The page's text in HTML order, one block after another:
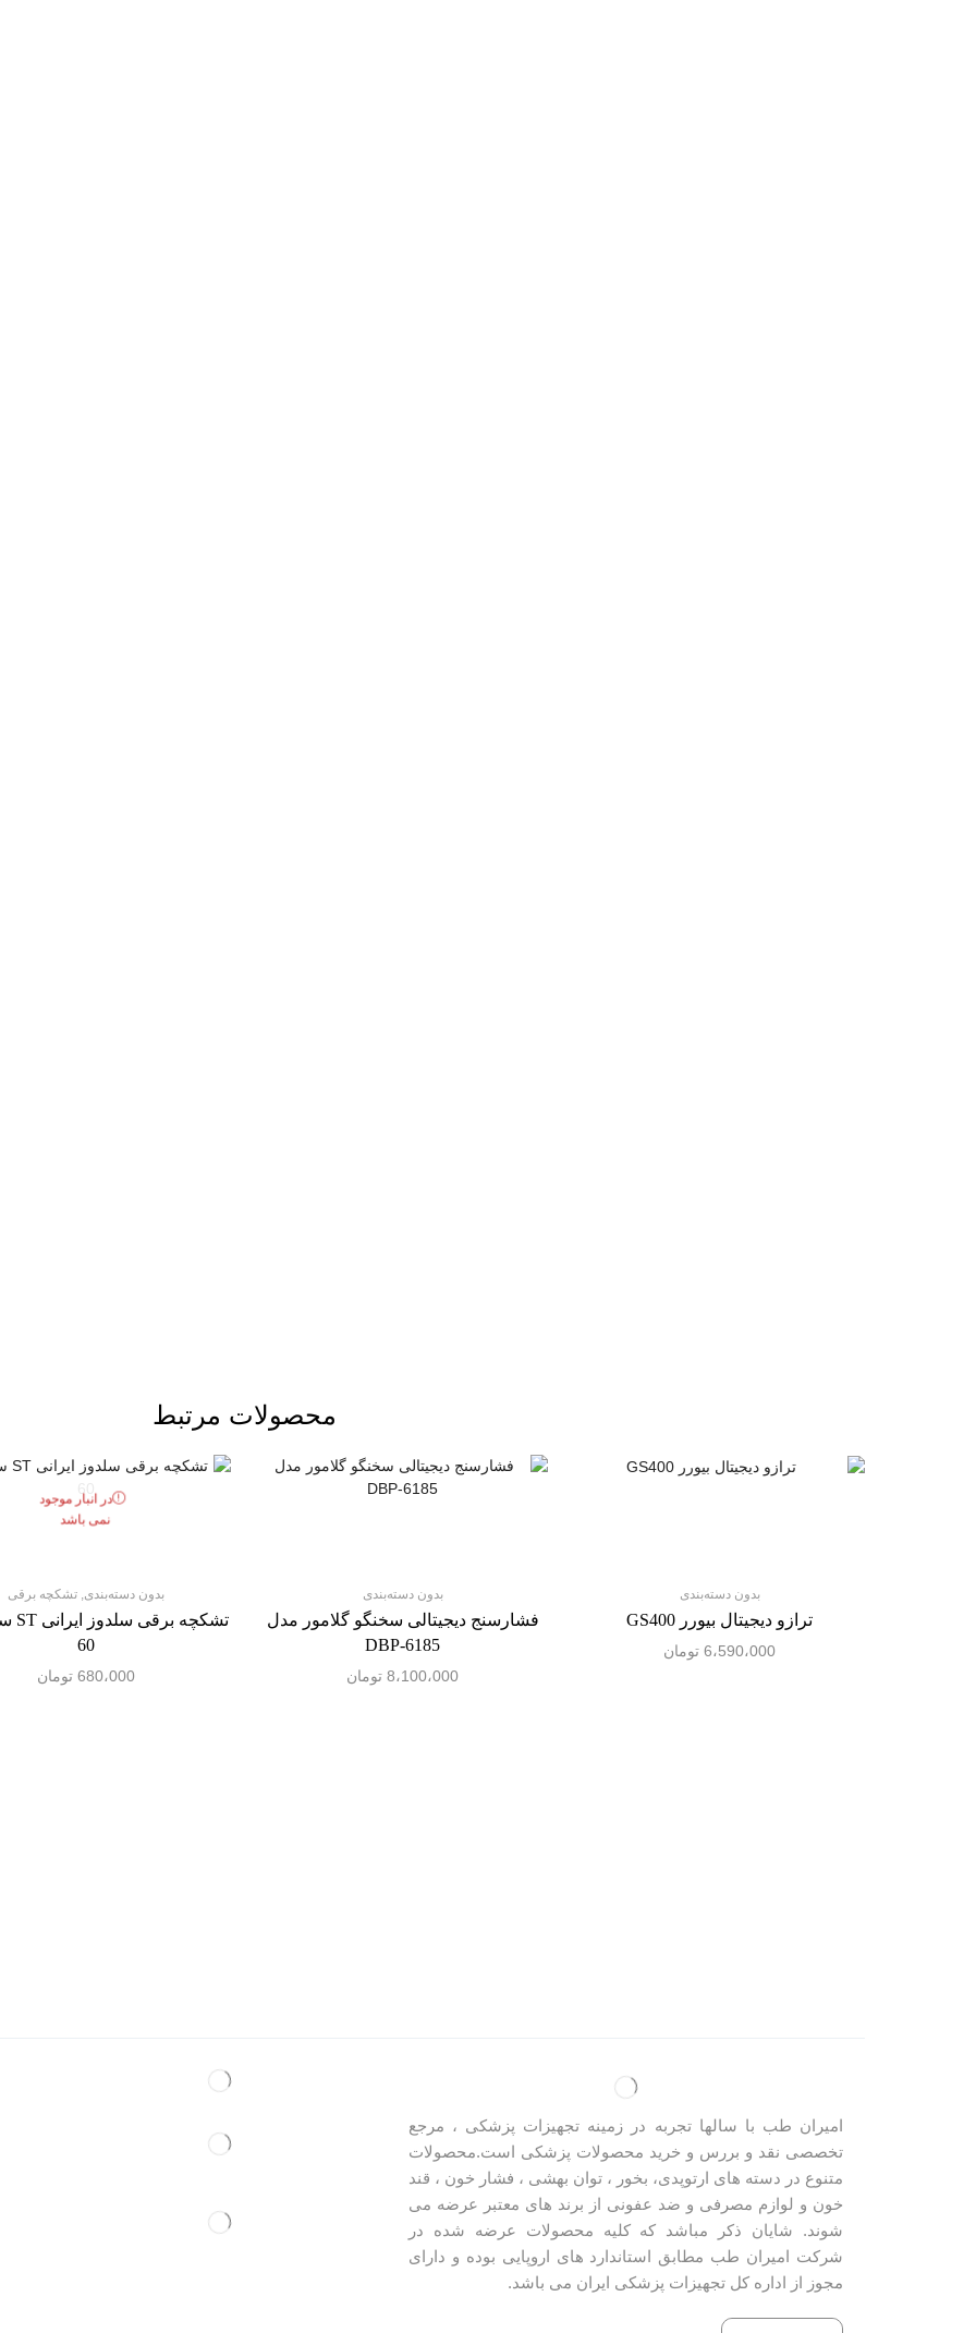
محصولات مرتبط
بدون دسته‌بندی
ترازو دیجیتال بیورر GS400
6،590،000 تومان
بدون دسته‌بندی
فشارسنج دیجیتالی سخنگو گلامور مدل
DBP-6185
8،100،000 تومان
در انبار موجود
نمی باشد
بدون دسته‌بندی,تشکچه برقی
60
680،000 تومان
امیران طب با سالها تجربه در زمینه تجهیزات پزشکی ، مرجع
تخصصی نقد و بررس و خرید محصولات پزشکی است.محصولات
متنوع در دسته های ارتوپدی، بخور ، توان بهشی ، فشار خون ، قند
خون و لوازم مصرفی و ضد عفونی از برند های معتبر عرضه می
شوند. شایان ذکر مباشد که کلیه محصولات عرضه شده در
شرکت امیران طب مطابق استاندارد های اروپایی بوده و دارای
مجوز از اداره کل تجهیزات پزشکی ایران می باشد.